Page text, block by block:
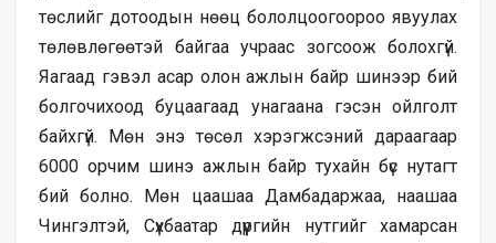
төслийг дотоодын нөөц бололцоогоороо явуулах
төлөвлөгөөтэй байгаа учраас зогсоож болохгүй.
Яагаад гэвэл асар олон ажлын байр шинээр бий
болгочихоод буцаагаад унагаана гэсэн ойлголт
байхгүй. Мөн энэ төсөл хэрэгжсэний дараагаар
6000 орчим шинэ ажлын байр тухайн бүс нутагт
бий болно. Мөн цаашаа Дамбадаржаа, наашаа
Чингэлтэй, Сүхбаатар дүүргийн нутгийг хамарсан